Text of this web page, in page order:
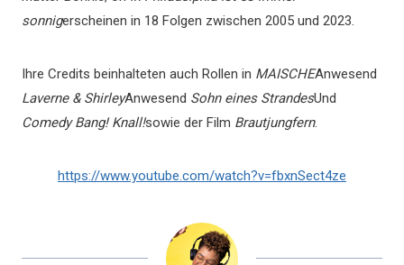
sonnigerscheinen in 18 Folgen zwischen 2005 und 2023.
Ihre Credits beinhalteten auch Rollen in MAISCHEAnwesend
Laverne & ShirleyAnwesend Sohn eines StrandesUnd
Comedy Bang! Knall!sowie der Film Brautjungfern.
https://www.youtube.com/watch?v=fbxnSect4ze